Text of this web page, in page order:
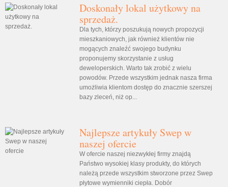
Doskonały lokal użytkowy na
sprzedaż.
Dla tych, którzy poszukują nowych propozycji
mieszkaniowych, jak również klientów nie
mogących znaleźć swojego budynku
proponujemy skorzystanie z usług
deweloperskich. Warto tak zrobić z wielu
powodów. Przede wszystkim jednak nasza firma
umożliwia klientom dostęp do znacznie szerszej
bazy zleceń, niż op...
Najlepsze artykuły Swep w
naszej ofercie
W ofercie naszej niezwykłej firmy znajdą
Państwo wysokiej klasy produkty, do których
należą przede wszystkim stworzone przez Swep
płytowe wymienniki ciepła. Dobór